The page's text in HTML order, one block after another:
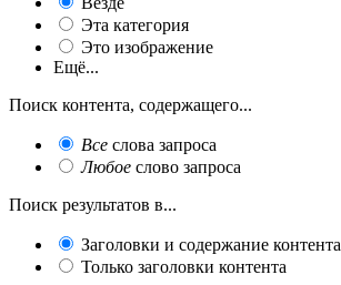
Эта категория
Это изображение
Ещё...
Поиск контента, содержащего...
Все слова запроса
Любое слово запроса
Поиск результатов в...
Заголовки и содержание контента
Только заголовки контента